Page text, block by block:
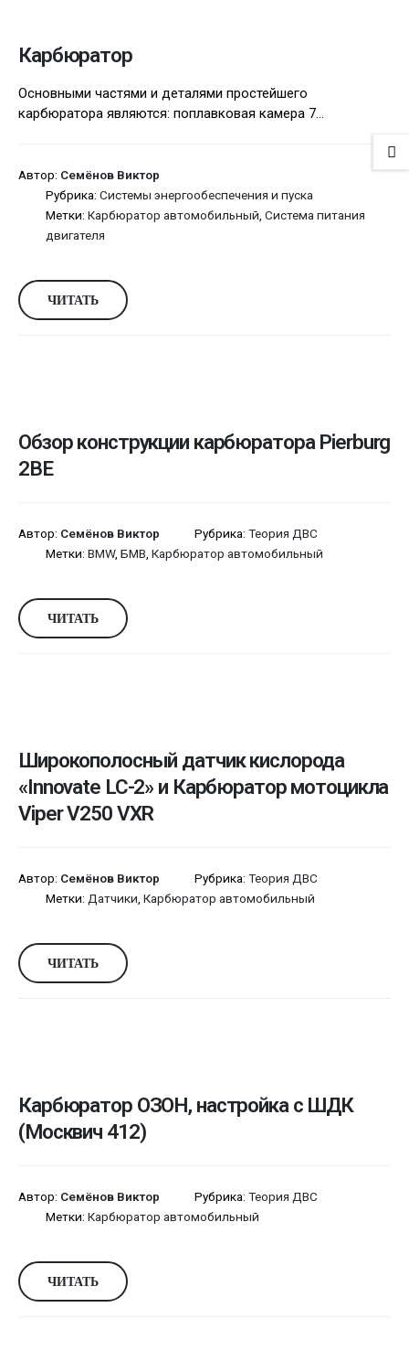
Карбюратор
Основными частями и деталями простейшего
карбюратора являются: поплавковая камера 7...
Автор: Семёнов Виктор
Рубрика: Системы энергообеспечения и пуска
Метки: Карбюратор автомобильный Система питания
двигателя
ЧИТАТЬ
Обзор конструкции карбюратора Pierburg
2BE
Автор: Семёнов Виктор Рубрика: Теория ДВС
Метки: BMW, БМВ Карбюратор автомобильный
ЧИТАТЬ
Широкополосный датчик кислорода
«Innovate LC-2» и Карбюратор мотоцикла
Viper V250 VXR
Автор: Семёнов Виктор Рубрика: Теория ДВС
Метки: Датчики Карбюратор автомобильный
ЧИТАТЬ
Карбюратор ОЗОН, настройка с ШДК
(Москвич 412)
Автор: Семёнов Виктор Рубрика: Теория ДВС
Метки: Карбюратор автомобильный
ЧИТАТЬ